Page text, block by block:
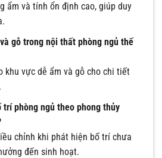
ẩm và tính ổn định cao, giúp duy
gỗ trong nội thất phòng ngủ thế
khu vực dễ ẩm và gỗ cho chi tiết
phòng ngủ theo phong thủy
chỉnh khi phát hiện bố trí chưa
đến sinh hoạt.